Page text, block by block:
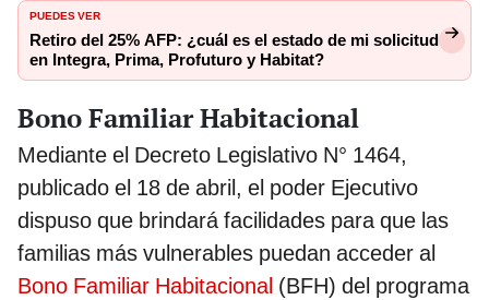
PUEDES VER
Retiro del 25% AFP: ¿cuál es el estado de mi solicitud
en Integra, Prima, Profuturo y Habitat?
Bono Familiar Habitacional
Mediante el Decreto Legislativo N° 1464,
publicado el 18 de abril, el poder Ejecutivo
dispuso que brindará facilidades para que las
familias más vulnerables puedan acceder al
Bono Familiar Habitacional (BFH) del programa